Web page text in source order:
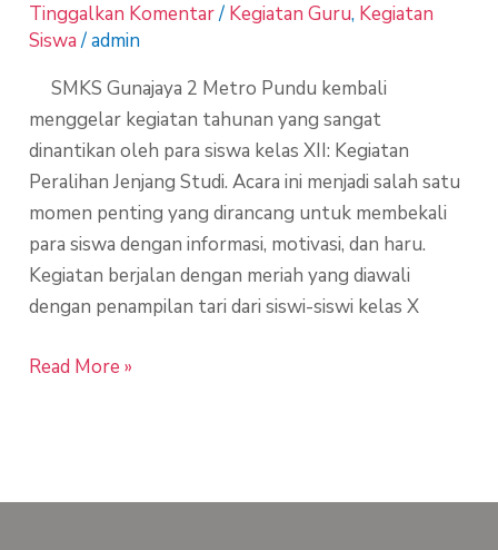
Tinggalkan Komentar/ Kegiatan Guru, Kegiatan
Siswa/admin
SMKS Gunajaya 2 Metro Pundu kembali
menggelar kegiatan tahunan yang sangat
dinantikan oleh para siswa kelas XII: Kegiatan
Peralihan Jenjang Studi. Acara ini menjadi salah satu
momen penting yang dirancang untuk membekali
para siswa dengan informasi, motivasi, dan haru.
Kegiatan berjalan dengan meriah yang diawali
dengan penampilan tari dari siswi-siswi kelas X
Read More »